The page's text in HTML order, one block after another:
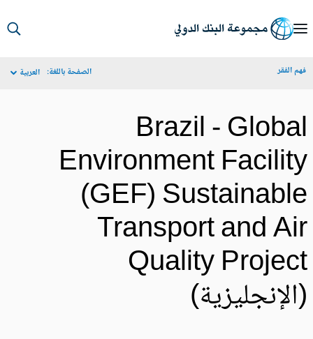
الفقر الصفحة باللغة: العربية
Brazil -
Environment
(GEF)
Transport and
Quality